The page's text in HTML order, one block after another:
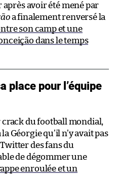
après avoir été mené par
a finalement renversé la
son camp et une
dans le temps
place pour l’équipe
du football mondial,
Géorgie qu’il n’y avait pas
des fans du
de dégommer une
enroulée et un